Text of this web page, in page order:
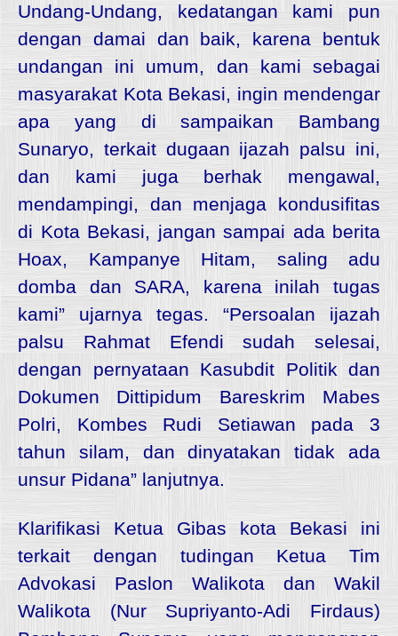
Undang-Undang, kedatangan kami pun
dengan damai dan baik, karena bentuk
undangan ini umum, dan kami sebagai
masyarakat Kota Bekasi, ingin mendengar
apa yang di sampaikan Bambang
Sunaryo, terkait dugaan ijazah palsu ini,
dan kami juga berhak mengawal,
mendampingi, dan menjaga kondusifitas
di Kota Bekasi, jangan sampai ada berita
Hoax, Kampanye Hitam, saling adu
domba dan SARA, karena inilah tugas
kami” ujarnya tegas. “Persoalan ijazah
palsu Rahmat Efendi sudah selesai,
dengan pernyataan Kasubdit Politik dan
Dokumen Dittipidum Bareskrim Mabes
Polri, Kombes Rudi Setiawan pada 3
tahun silam, dan dinyatakan tidak ada
unsur Pidana” lanjutnya.
Klarifikasi Ketua Gibas kota Bekasi ini
terkait dengan tudingan Ketua Tim
Advokasi Paslon Walikota dan Wakil
Walikota (Nur Supriyanto-Adi Firdaus)